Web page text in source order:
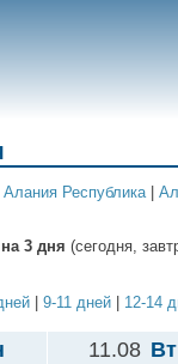
Республика|
3 дня (сегодня,
9-11 дней 12-14
11.08 Вт